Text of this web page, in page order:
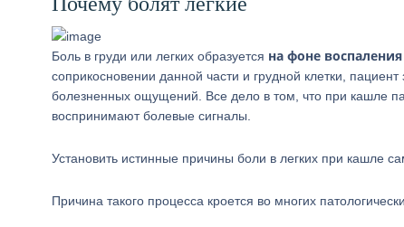
Боль в груди или легких образуется на фоне
соприкосновении данной части и грудной клетки,
болезненных ощущений. Все дело в том, что при кашле
воспринимают болевые сигналы.
Установить истинные причины боли в легких при кашле
Причина такого процесса кроется во многих